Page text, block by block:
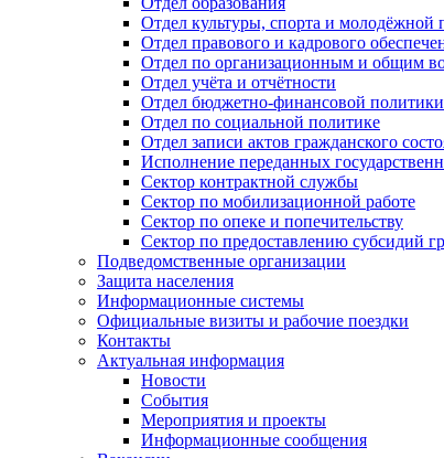
Отдел культуры, спорта и молодёжной
Отдел правового и кадрового
Отдел по организационным и общим
Отдел учёта и отчётности
Отдел бюджетно-финансовой политики
Отдел по социальной политике
Отдел записи актов гражданского
Исполнение переданных
Сектор контрактной службы
Сектор по мобилизационной работе
Сектор по опеке и попечительству
Сектор по предоставлению субсидий
Подведомственные организации
Защита населения
Информационные системы
Официальные визиты и рабочие поездки
Контакты
Актуальная информация
Новости
События
Мероприятия и проекты
Информационные сообщения